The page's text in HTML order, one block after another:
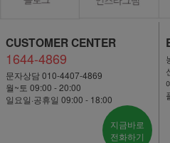
CUSTOMER CENTER
1644-4869
문자상담 010-4407-4869
월~토 09:00 - 20:00
일요일·공휴일 09:00 - 18:00
지금바로
전화하기